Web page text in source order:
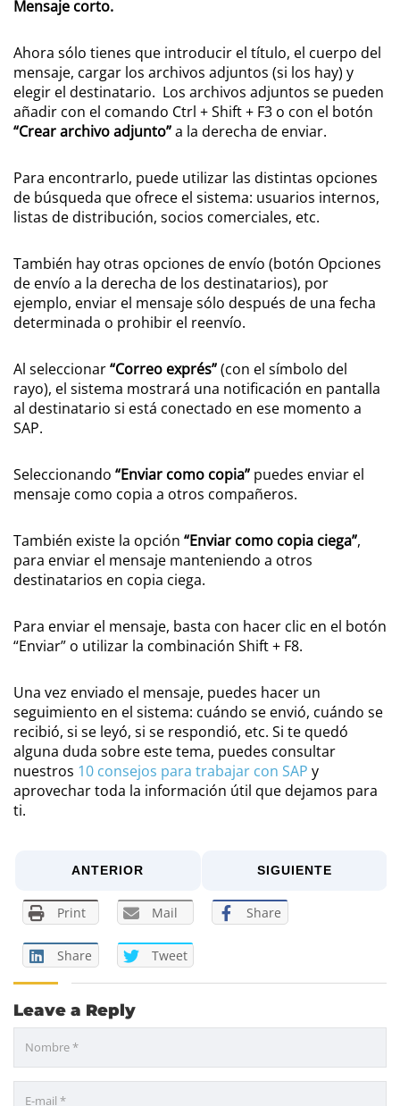
Mensaje corto.
Ahora sólo tienes que introducir el título, el cuerpo del
mensaje, cargar los archivos adjuntos (si los hay) y
elegir el destinatario. Los archivos adjuntos se pueden
añadir con el comando Ctrl + Shift + F3 o con el botón
“Crear archivo adjunto”a la derecha de enviar.
Para encontrarlo, puede utilizar las distintas opciones
de búsqueda que ofrece el sistema: usuarios internos,
listas de distribución, socios comerciales, etc.
También hay otras opciones de envío (botón Opciones
de envío a la derecha de los destinatarios), por
ejemplo, enviar el mensaje sólo después de una fecha
determinada o prohibir el reenvío.
Al seleccionar“Correo exprés”(con el símbolo del
rayo), el sistema mostrará una notificación en pantalla
al destinatario si está conectado en ese momento a
SAP.
Seleccionando “Enviar como copia” puedes enviar el
mensaje como copia a otros compañeros.
También existe la opción “Enviar como copia ciega”,
para enviar el mensaje manteniendo a otros
destinatarios en copia ciega.
Para enviar el mensaje, basta con hacer clic en el botón
“Enviar” o utilizar la combinación Shift + F8.
Una vez enviado el mensaje, puedes hacer un
seguimiento en el sistema: cuándo se envió, cuándo se
recibió, si se leyó, si se respondió, etc. Si te quedó
alguna duda sobre este tema, puedes consultar
nuestros 10 consejos para trabajar con SAP y
aprovechar toda la información útil que dejamos para
ti.
ANTERIOR SIGUIENTE
Print Mail Share
Share Tweet
Leave a Reply